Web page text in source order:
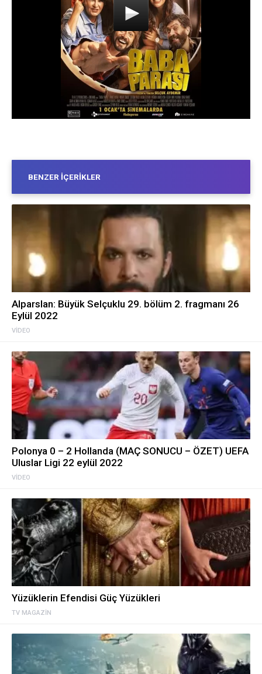
BENZER İÇERIKLER
VIDEO
Alparslan: Büyük Selçuklu 29. bölüm 2. fragmanı 26
Eylül 2022
VIDEO
Polonya 0 – 2 Hollanda (MAÇ SONUCU – ÖZET) UEFA
Uluslar Ligi 22 eylül 2022
TV MAGAZIN
Yüzüklerin Efendisi Güç Yüzükleri